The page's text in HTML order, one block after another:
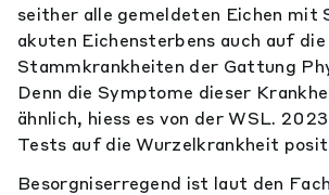
seither alle gemeldeten Eichen mit
akuten Eichensterbens auch auf
Stammkrankheiten der Gattung
Denn die Symptome dieser
ähnlich, hiess es von der WSL.
Tests auf die Wurzelkrankheit
Besorgniserregend ist laut den